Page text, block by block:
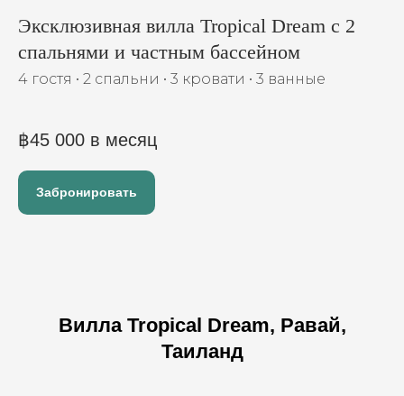
Эксклюзивная вилла Tropical Dream с 2
спальнями и частным бассейном
4 гостя • 2 спальни • 3 кровати • 3 ванные
฿45 000 в месяц
Забронировать
Вилла Tropical Dream, Равай,
Таиланд